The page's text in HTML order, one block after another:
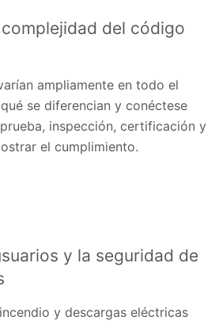
del código
ampliamente en todo el
se diferencian y conéctese
inspección, certificación y
el cumplimiento.
y la seguridad de
y descargas eléctricas